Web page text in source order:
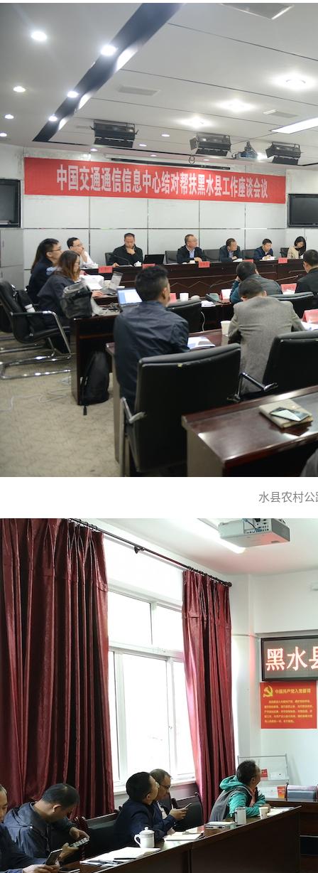
水县农村